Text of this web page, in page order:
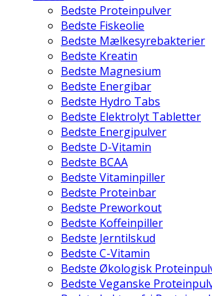
Bedste Proteinpulver
Bedste Fiskeolie
Bedste Mælkesyrebakterier
Bedste Kreatin
Bedste Magnesium
Bedste Energibar
Bedste Hydro Tabs
Bedste Elektrolyt Tabletter
Bedste Energipulver
Bedste D-Vitamin
Bedste BCAA
Bedste Vitaminpiller
Bedste Proteinbar
Bedste Preworkout
Bedste Koffeinpiller
Bedste Jerntilskud
Bedste C-Vitamin
Bedste Økologisk
Bedste Veganske